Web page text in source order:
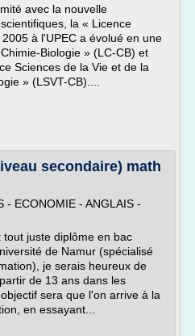
avec la nouvelle
la « Licence
à l'UPEC a évolué en une
Biologie » (LC-CB) et
Sciences de la Vie et de la
» (LSVT-CB)....
secondaire) math
- ECONOMIE - ANGLAIS -
juste diplôme en bac
de Namur (spécialisé
je serais heureux de
de 13 ans dans les
sera que l'on arrive à la
en essayant...